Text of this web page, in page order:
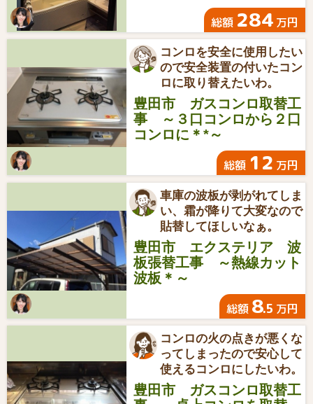
総額 284 万円
コンロを安全に使用したい
ので安全装置の付いたコン
ロに取り替えたいわ。
豊田市 ガスコンロ取替工
事 ～３口コンロから２口
コンロに＊*～
総額 12 万円
車庫の波板が剥がれてしま
い、霜が降りて大変なので
貼替してほしいなぁ。
豊田市 エクステリア 波
板張替工事 ～熱線カット
波板＊～
総額 8.5 万円
コンロの火の点きが悪くな
ってしまったので安心して
使えるコンロにしたいわ。
豊田市 ガスコンロ取替工